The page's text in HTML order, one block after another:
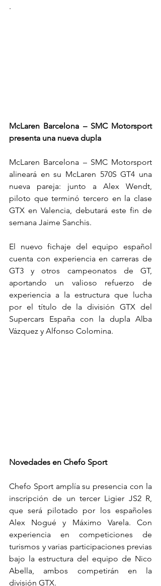
.
McLaren Barcelona – SMC Motorsport
presenta una nueva dupla
McLaren Barcelona – SMC Motorsport
alineará en su McLaren 570S GT4 una
nueva pareja: junto a Alex Wendt,
piloto que terminó tercero en la clase
GTX en Valencia, debutará este fin de
semana Jaime Sanchis.
El nuevo fichaje del equipo español
cuenta con experiencia en carreras de
GT3 y otros campeonatos de GT,
aportando un valioso refuerzo de
experiencia a la estructura que lucha
por el título de la división GTX del
Supercars España con la dupla Alba
Vázquez y Alfonso Colomina.
Novedades en Chefo Sport
Chefo Sport amplía su presencia con la
inscripción de un tercer Ligier JS2 R,
que será pilotado por los españoles
Alex Nogué y Máximo Varela. Con
experiencia en competiciones de
turismos y varias participaciones previas
bajo la estructura del equipo de Nico
Abella, ambos competirán en la
división GTX.